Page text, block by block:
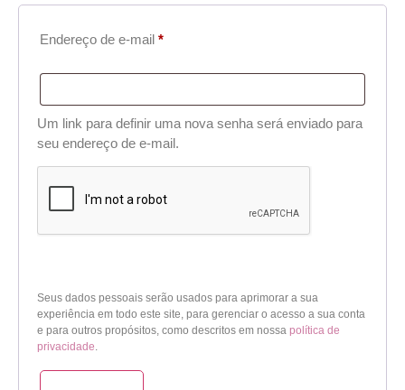
Endereço de e-mail *
Um link para definir uma nova senha será enviado para
seu endereço de e-mail.
Seus dados pessoais serão usados para aprimorar a sua
experiência em todo este site, para gerenciar o acesso a sua conta
e para outros propósitos, como descritos em nossa política de
privacidade